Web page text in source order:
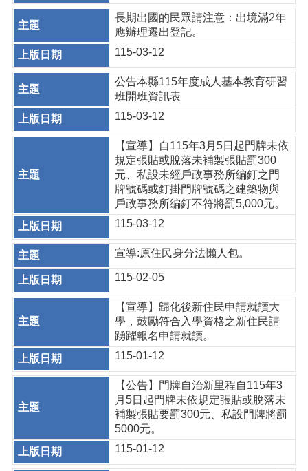
長期出國的民眾請注意：出境滿2年
應辦理遷出登記。
115-03-12
公告本縣115年度成人基本教育研習
班開班資訊表
115-03-12
【宣導】自115年3月5日起門牌未依
規定張貼或脫落未補製張貼罰300
元、私設未經戶政事務所編釘之門
牌號碼或釘掛門牌號碼之建築物與
戶政事務所編釘不符將罰5,000元。
115-03-12
宣導:原住民身分法懶人包。
115-02-05
【宣導】歸化後新住民申請就讀大
學，鼓勵符合入學資格之新住民請
踴躍報名申請就讀。
115-01-12
【公告】門牌自治新里程自115年3
月5日起門牌未依規定張貼或脫落未
補製張貼要罰300元、私設門牌將罰
5000元。
115-01-12